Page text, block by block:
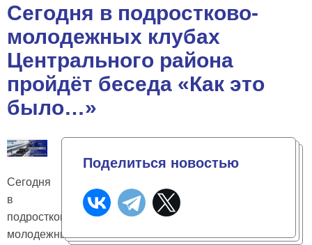
Сегодня в подростково-
молодежных клубах
Центрального района
пройдёт беседа «Как это
было…»
Сегодня
в
подростково-
молодежных
Поделиться новостью